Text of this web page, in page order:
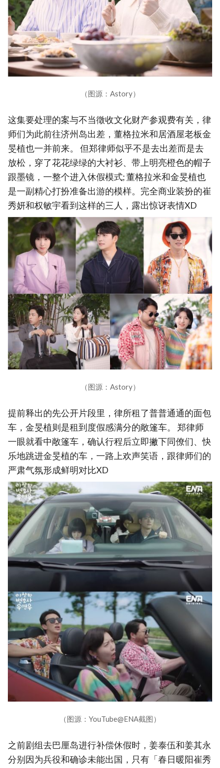
（图源：Astory）
这集要处理的案与不当徵收文化财产参观费有关，律
师们为此前往济州岛出差，董格拉米和居酒屋老板金
旻植也一并前来。 但郑律师似乎不是去出差而是去
放松，穿了花花绿绿的大衬衫、带上明亮橙色的帽子
跟墨镜，一整个进入休假模式; 董格拉米和金旻植也
是一副精心打扮准备出游的模样。完全商业装扮的崔
秀妍和权敏宇看到这样的三人，露出惊讶表情XD
（图源：Astory）
提前释出的先公开片段里，律所租了普普通通的面包
车，金旻植则是租到度假感满分的敞篷车。 郑律师
一眼就看中敞篷车，确认行程后立即撇下同僚们、快
乐地跳进金旻植的车，一路上欢声笑语，跟律师们的
严肃气氛形成鲜明对比XD
（图源：YouTube@ENA截图）
之前剧组去巴厘岛进行补偿休假时，姜泰伍和姜其永
分别因为兵役和确诊未能出国，只有「春日暖阳崔秀